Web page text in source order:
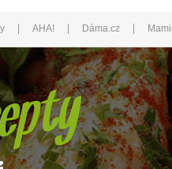
| AHA! | Dáma.cz |